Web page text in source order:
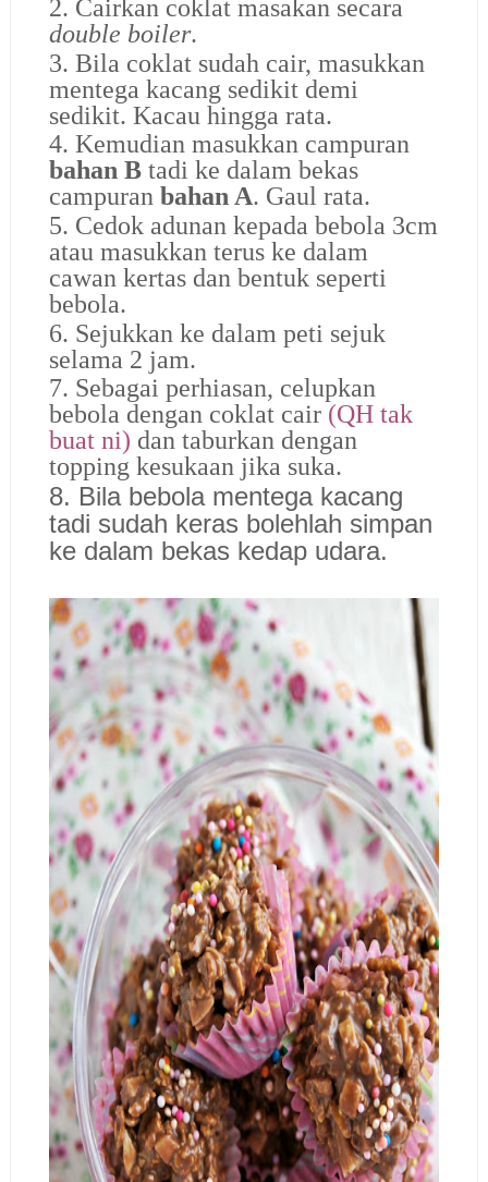
2. Cairkan coklat masakan secara
double boiler.
3. Bila coklat sudah cair, masukkan
mentega kacang sedikit demi
sedikit. Kacau hingga rata.
4. Kemudian masukkan campuran
bahan Btadi ke dalam bekas
campuran bahan A. Gaul rata.
5. Cedok adunan kepada bebola 3cm
atau masukkan terus ke dalam
cawan kertas dan bentuk seperti
bebola.
6. Sejukkan ke dalam peti sejuk
selama 2 jam.
7. Sebagai perhiasan, celupkan
bebola dengan coklat cair (QH tak
buat ni) dan taburkan dengan
topping kesukaan jika suka.
8. Bila bebola mentega kacang
tadi sudah keras bolehlah simpan
ke dalam bekas kedap udara.